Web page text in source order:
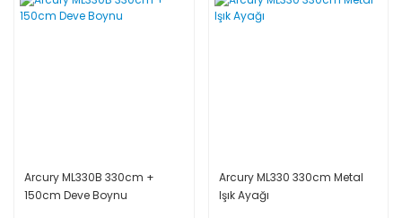
Arcury ML330B 330cm +
150cm Deve Boynu
Arcury ML330 330cm Metal
Işık Ayağı